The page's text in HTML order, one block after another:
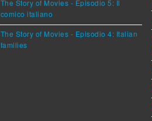
The Story of Movies - Episodio 5: Il
comico italiano
The Story of Movies - Episodio 4: Italian
families